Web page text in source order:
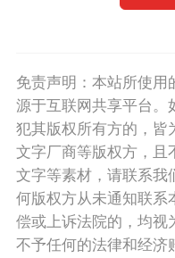
免责声明：本站所使
源于互联网共享平台。
犯其版权所有方的，皆
文字厂商等版权方，且
文字等素材，请联系
何版权方从未通知联
偿或上诉法院的，均
不予任何的法律和经济